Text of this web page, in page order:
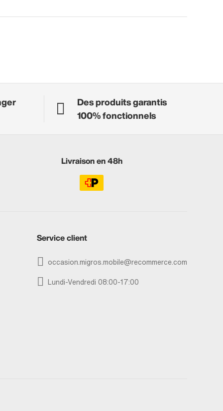
Des produits garantis
100% fonctionnels
Livraison en 48h
Service client
occasion.migros.mobile@recommerce.com
Lundi-Vendredi 08:00-17:00